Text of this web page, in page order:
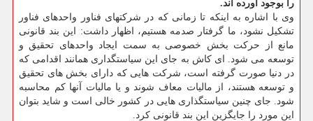
را بوجود آورده اند.
وی با اشاره به اینکه تا زمانی که در شرکتهای فناور واحدهای فناور
تشکیل نشود، ما گرفتار صدمه هستیم، اظهار داشت: این بند قانونی
مانع از حرکت بخش خصوصی به سمت ایجاد واحدهای تحقیق و
توسعه می‎ شود. ای کاش به جای این سیاستگداری همانند اقدامی که
در دنیا صورت گرفته است، شرکت هایی که دارای بخش های تحقیق
و توسعه هستند، از مالیات معاف شوند و یا مالیات آنها کم محاسبه
شود. جای چنین سیاستگذاری هایی در کشور خالی است و شاید بتوان
این مورد را جایگزین این بند قانونی کرد.